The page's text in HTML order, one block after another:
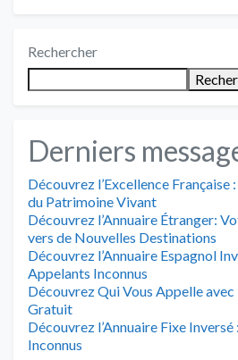
Rechercher
Derniers
Découvrez l’Excellence Française
du Patrimoine Vivant
Découvrez l’Annuaire Étranger:
vers de Nouvelles Destinations
Découvrez l’Annuaire Espagnol
Appelants Inconnus
Découvrez Qui Vous Appelle avec
Gratuit
Découvrez l’Annuaire Fixe
Inconnus